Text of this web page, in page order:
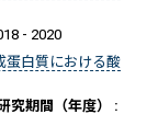
- 2020
蛋白質における酸
究期間（年度） :